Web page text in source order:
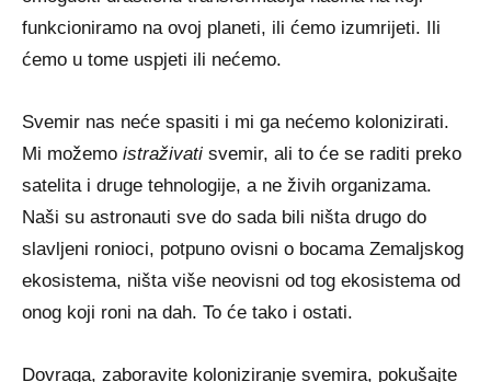
funkcioniramo na ovoj planeti, ili ćemo izumrijeti. Ili
ćemo u tome uspjeti ili nećemo.
Svemir nas neće spasiti i mi ga nećemo kolonizirati.
Mi možemo istraživati svemir, ali to će se raditi preko
satelita i druge tehnologije, a ne živih organizama.
Naši su astronauti sve do sada bili ništa drugo do
slavljeni ronioci, potpuno ovisni o bocama Zemaljskog
ekosistema, ništa više neovisni od tog ekosistema od
onog koji roni na dah. To će tako i ostati.
Dovraga, zaboravite koloniziranje svemira, pokušajte